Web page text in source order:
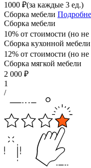
1000 ₽(за каждые 3 ед.)
Сборка мебели
Сборка мебели
10% от стоимости (но не
Сборка кухонной мебели
12% от стоимости (но не
Сборка мягкой мебели
2 000 ₽
1
/